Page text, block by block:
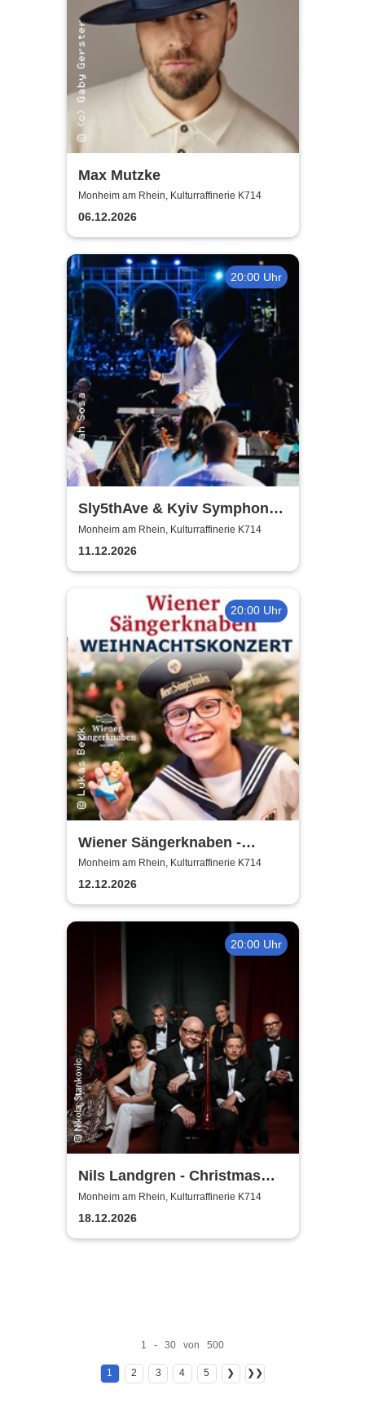
Max Mutzke
Monheim am Rhein, Kulturraffinerie K714
06.12.2026
20:00 Uhr
Sly5thAve & Kyiv Symphony
Orchestra
Monheim am Rhein, Kulturraffinerie K714
11.12.2026
20:00 Uhr
Wiener Sängerknaben -
Weihnachtskonzert
Monheim am Rhein, Kulturraffinerie K714
12.12.2026
20:00 Uhr
Nils Landgren - Christmas
With My Friends
Monheim am Rhein, Kulturraffinerie K714
18.12.2026
1 - 30 von 500
1 2 3 4 5 ❯ ❯❯